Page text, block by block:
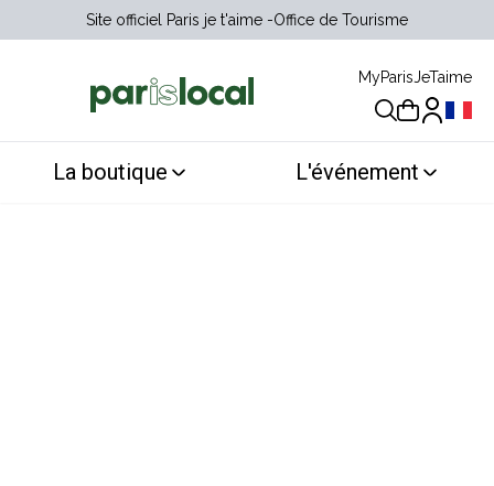
Site officiel Paris je t'aime Office de Tourisme
MyParisJeTaime
La boutique L'événement